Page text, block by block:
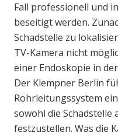
Fall professionell und
beseitigt werden.
Schadstelle zu
TV-Kamera nicht
einer Endoskopie in
Der Klempner Berlin
Rohrleitungssystem
sowohl die Schadstelle
festzustellen. Was die